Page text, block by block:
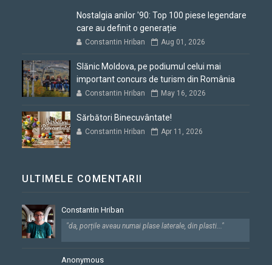
Nostalgia anilor '90: Top 100 piese legendare
care au definit o generație
Constantin Hriban Aug 01, 2026
Slănic Moldova, pe podiumul celui mai
important concurs de turism din România
Constantin Hriban May 16, 2026
Sărbători Binecuvântate!
Constantin Hriban Apr 11, 2026
ULTIMELE COMENTARII
Constantin Hriban
"da, porțile aveau numai plase laterale, din plasti..."
Anonymous